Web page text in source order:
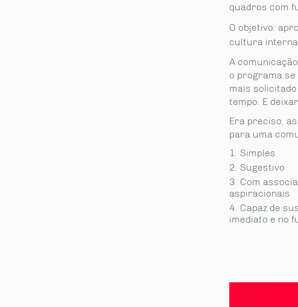
quadros com
O objetivo:
cultura interna
A
o programa
mais
tempo. E
Era preciso,
para uma
Simples
Sugestivo
Com
aspiracionais
Capaz de
imediato e no